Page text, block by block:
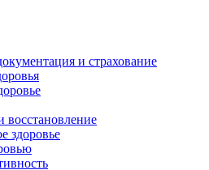
и страхование
восстановление
здоровье